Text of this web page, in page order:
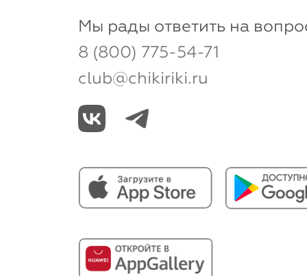
Мы рады ответить на
8 (800) 775-54-71
club@chikiriki.ru